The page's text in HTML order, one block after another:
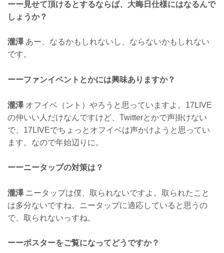
ーー見せて頂けるとするならば、大晦日仕様にはなるんで
しょうか？
瀧澤あー、なるかもしれないし、ならないかもしれない
です。
ーーファンイベントとかには興味ありますか？
瀧澤オフイベ（ント）やろうと思っていますよ。17LIVE
の仲いい人だけなんですけど、Twitterとかで声掛けない
で、17LIVEでちょっとオフイベは声かけようと思ってい
ます。なので年始辺りに。
ーーニータップの対策は？
瀧澤ニータップは僕、取られないですよ。取られたこと
は多分ないですね。ニータップに適応していると思うの
で、取られないっすね。
ーーポスターをご覧になってどうですか？